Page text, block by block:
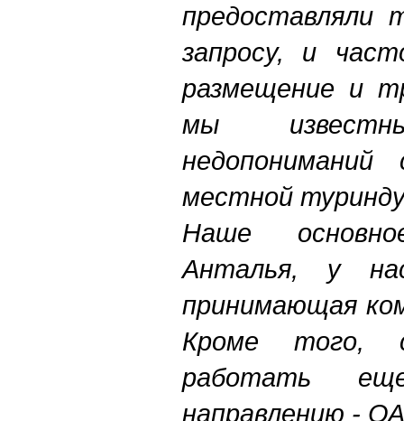
предоставляли
запросу, и
размещение и
мы
недопониманий
местной
Наше
Анталья, у
принимающая
Кроме того,
работать
направлению -